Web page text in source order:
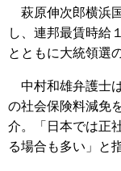
萩原伸次郎横浜
し、連邦最賃時給
とともに大統領選
中村和雄弁護士
の社会保険料減免
介。「日本では正
る場合も多い」と